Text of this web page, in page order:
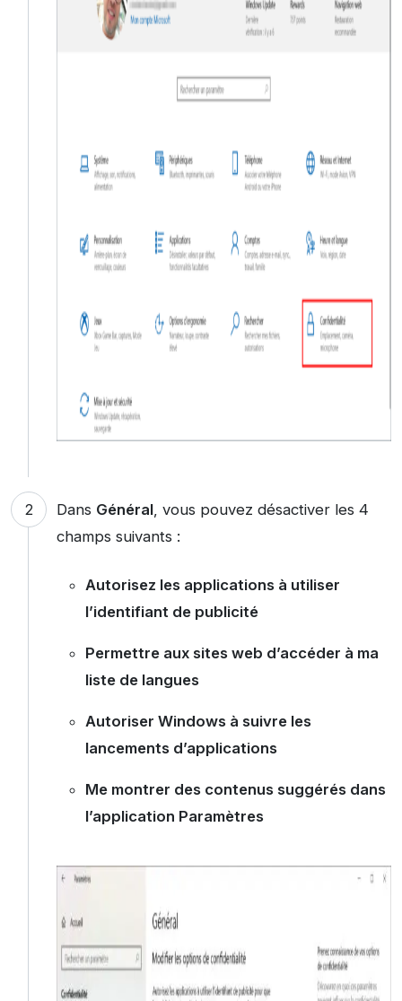
Dans Général, vous pouvez désactiver les 4
champs suivants :
Autorisez les applications à utiliser
l’identifiant de publicité
Permettre aux sites web d’accéder à ma
liste de langues
Autoriser Windows à suivre les
lancements d’applications
Me montrer des contenus suggérés dans
l’application Paramètres